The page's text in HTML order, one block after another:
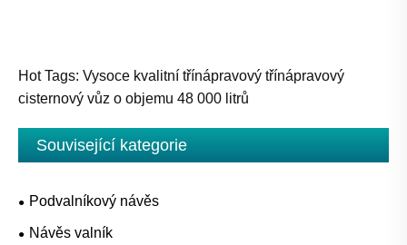
Hot Tags: Vysoce kvalitní třínápravový třínápravový
cisternový vůz o objemu 48 000 litrů
Související kategorie
Podvalníkový návěs
Návěs valník